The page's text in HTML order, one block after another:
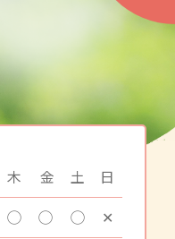
木 金 土 日
◯ ◯ ◯ ✕